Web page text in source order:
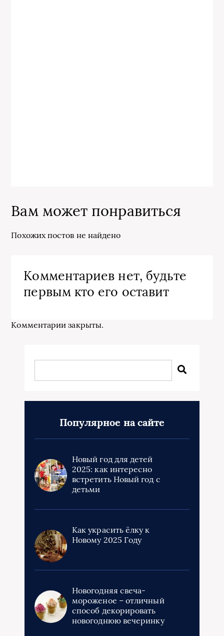
Вам может понравиться
Похожих постов не найдено
Комментариев нет, будьте
первым кто его оставит
Комментарии закрыты.
Популярное на сайте
Новый год для детей
2025: как интересно
встретить Новый год с
детьми
Как украсить ёлку к
Новому 2025 Году
Новогодняя свеча-
мороженое – отличный
способ декорировать
новогоднюю вечеринку